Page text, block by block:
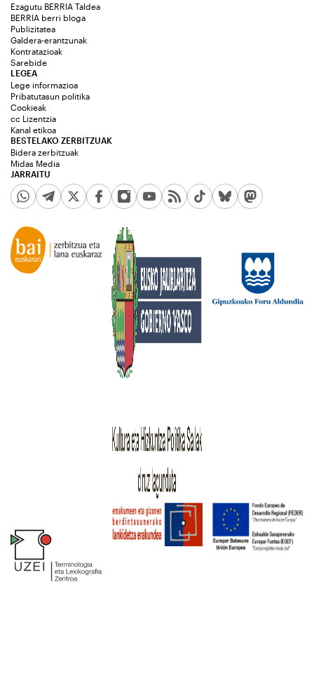
Ezagutu BERRIA Taldea
BERRIA berri bloga
Publizitatea
Galdera-erantzunak
Kontratazioak
Sarebide
JARRAITU
LEGEA
Lege informazioa
Pribatutasun politika
Cookieak
cc Lizentzia
Kanal etikoa
BESTELAKO ZERBITZUAK
Bidera zerbitzuak
Midas Media